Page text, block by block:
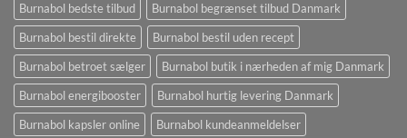
Burnabol bedste tilbud
Burnabol begrænset tilbud Danmark
Burnabol bestil direkte
Burnabol bestil uden recept
Burnabol betroet sælger
Burnabol butik i nærheden af ​​mig Danmark
Burnabol energibooster
Burnabol hurtig levering Danmark
Burnabol kapsler online
Burnabol kundeanmeldelser